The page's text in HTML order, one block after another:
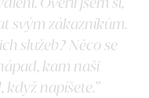
svým zákazníkům.
služeb? Něco se
kam naši
napíšete.”